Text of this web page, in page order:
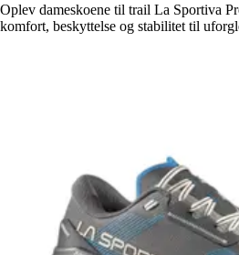
Oplev dameskoene til trail La Sportiva
komfort, beskyttelse og stabilitet til